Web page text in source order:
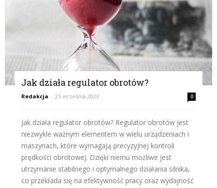
Jak działa regulator obrotów?
Redakcja - 25 września 2023 0
Jak działa regulator obrotów? Regulator obrotów jest
niezwykle ważnym elementem w wielu urządzeniach i
maszynach, które wymagają precyzyjnej kontroli
prędkości obrotowej. Dzięki niemu możliwe jest
utrzymanie stabilnego i optymalnego działania silnika,
co przekłada się na efektywność pracy oraz wydajność